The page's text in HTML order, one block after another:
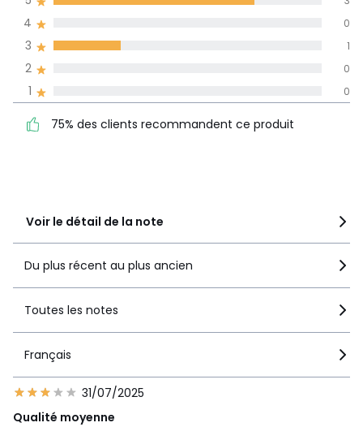
dans toutes les
4 0
5
Voir le détail de la note
1 0
2 0
3 1
4 0
75% des clients recommandent ce produit
Du plus récent au plus ancien
Toutes les notes
Français
31/07/2025
Qualité moyenne